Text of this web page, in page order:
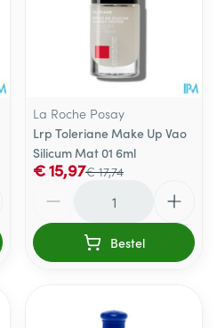
La Roche Posay
Lrp Toleriane Make Up Vao
Silicum Mat 01 6ml
€ 17,74
€ 15,97
Bestel